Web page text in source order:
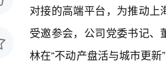
对接的高端平台，为推动
受邀参会，公司党委书记
林在“不动产盘活与城市更